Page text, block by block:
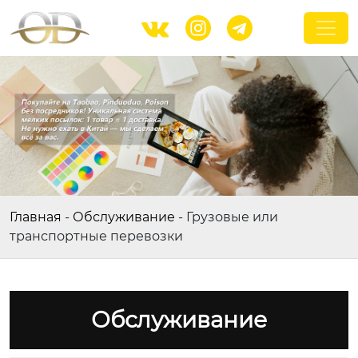
  
Главная - Обслуживание - Грузовые или
транспортные перевозки
Обслуживание